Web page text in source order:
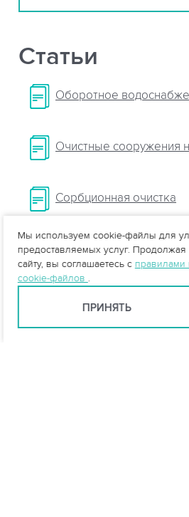
Статьи
Оборотное
Очистные сооружения
Сорбционная очистка
Очистка стоков от
Мы используем cookie-файлы для
предоставляемых услуг.
сайту, вы соглашаетесь с правилами
cookie-файлов .
ПРИНЯТЬ